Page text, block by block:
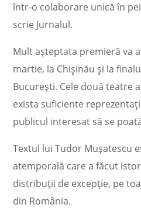
într-o colaborare unică în
scrie Jurnalul.
Mult așteptata premieră va
martie, la Chișinău și la
București. Cele două teatre
exista suficiente
publicul interesat să se
Textul lui Tudor Mușatescu
atemporală care a făcut
distribuții de excepție, pe
din România.